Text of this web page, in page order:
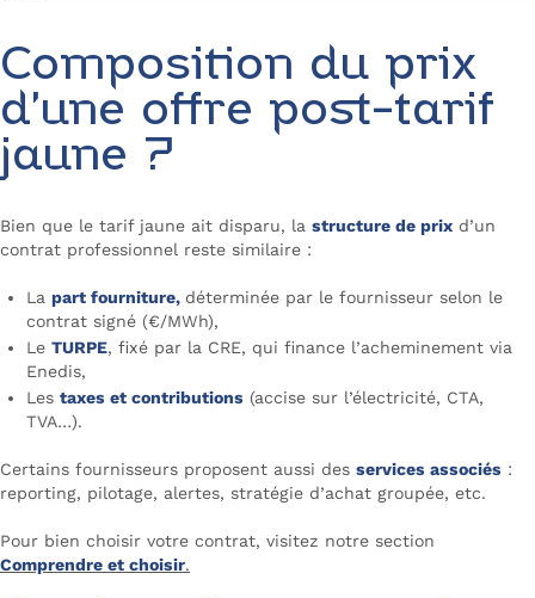
Composition du prix
d’une offre post-tarif
jaune ?
Bien que le tarif jaune ait disparu, la structure de prix d’un
contrat professionnel reste similaire :
La part fourniture, déterminée par le fournisseur selon le
contrat signé (€/MWh),
Le TURPE, fixé par la CRE, qui finance l’acheminement via
Enedis,
Les taxes et contributions (accise sur l’électricité, CTA,
TVA…).
Certains fournisseurs proposent aussi des services associés :
reporting, pilotage, alertes, stratégie d’achat groupée, etc.
Pour bien choisir votre contrat, visitez notre section
Comprendre et choisir.